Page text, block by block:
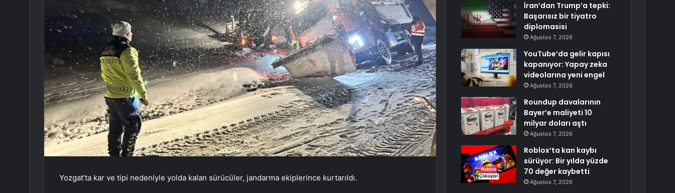
Yozgat’ta kar ve tipi nedeniyle yolda kalan sürücüler, jandarma ekiplerince kurtarıldı.
İran’dan Trump’a tepki:
Başarısız bir tiyatro
diplomasisi
Ağustos 7, 2026
YouTube’da gelir kapısı
kapanıyor: Yapay zeka
videolarına yeni engel
Ağustos 7, 2026
Roundup davalarının
Bayer’e maliyeti 10
milyar doları aştı
Ağustos 7, 2026
Roblox’ta kan kaybı
sürüyor: Bir yılda yüzde
70 değer kaybetti
Ağustos 7, 2026